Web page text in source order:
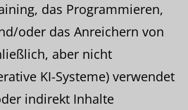
das Programmieren,
oder das Anreichern von
aber nicht
KI-Systeme) verwendet
indirekt Inhalte